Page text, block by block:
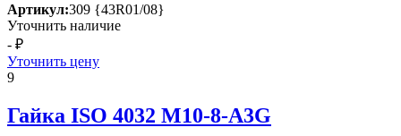
Артикул:309 {43R01/08}
Уточнить наличие
- ₽
Уточнить цену
9
Гайка ISО 4032 М10-8-А3G